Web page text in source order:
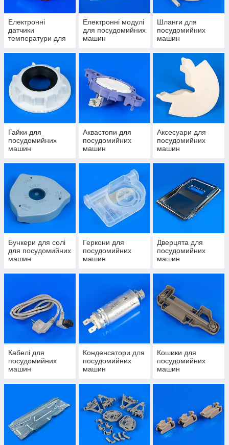
Електронні
датчики
температури для
машин
Електронні модулі
для посудомийних
машин
Шланги для
посудомийних
машин
Гайки для
посудомийних
машин
Аквастопи для
посудомийних
машин
Аксесуари для
посудомийних
машин
Бункери для солі
для посудомийних
машин
Геркони для
посудомийних
машин
Дверцята для
посудомийних
машин
Кабелі для
посудомийних
машин
Конденсатори для
посудомийних
машин
Кошики для
посудомийних
машин